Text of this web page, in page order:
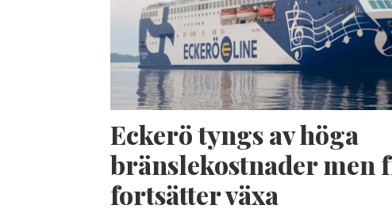
Eckerö tyngs av höga
bränslekostnader men
fortsätter växa